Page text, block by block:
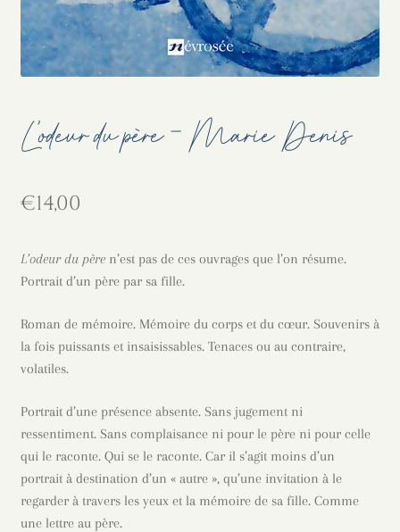
L’odeur du père – Marie Denis
€14,00
L’odeur du pèren’est pas de ces ouvrages que l’on résume.
Portrait d’un père par sa fille.
Roman de mémoire. Mémoire du corps et du cœur. Souvenirs à
la fois puissants et insaisissables. Tenaces ou au contraire,
volatiles.
Portrait d’une présence absente. Sans jugement ni
ressentiment. Sans complaisance ni pour le père ni pour celle
qui le raconte. Qui se le raconte. Car il s’agit moins d’un
portrait à destination d’un « autre », qu’une invitation à le
regarder à travers les yeux et la mémoire de sa fille. Comme
une lettre au père.